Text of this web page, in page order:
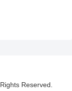
Reserved.